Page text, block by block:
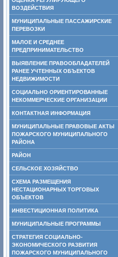
ВОЗДЕЙСТВИЯ
МУНИЦИПАЛЬНЫЕ ПАССАЖИРСКИЕ
ПЕРЕВОЗКИ
МАЛОЕ И СРЕДНЕЕ
ПРЕДПРИНИМАТЕЛЬСТВО
ВЫЯВЛЕНИЕ ПРАВООБЛАДАТЕЛЕЙ
РАНЕЕ УЧТЕННЫХ ОБЪЕКТОВ
НЕДВИЖИМОСТИ
СОЦИАЛЬНО ОРИЕНТИРОВАННЫЕ
НЕКОММЕРЧЕСКИЕ ОРГАНИЗАЦИИ
КОНТАКТНАЯ ИНФОРМАЦИЯ
МУНИЦИПАЛЬНЫЕ ПРАВОВЫЕ АКТЫ
ПОЖАРСКОГО МУНИЦИПАЛЬНОГО
РАЙОНА
РАЙОН
СЕЛЬСКОЕ ХОЗЯЙСТВО
СХЕМА РАЗМЕЩЕНИЯ
НЕСТАЦИОНАРНЫХ ТОРГОВЫХ
ОБЪЕКТОВ
ИНВЕСТИЦИОННАЯ ПОЛИТИКА
МУНИЦИПАЛЬНЫЕ ПРОГРАММЫ
СТРАТЕГИЯ СОЦИАЛЬНО-
ЭКОНОМИЧЕСКОГО РАЗВИТИЯ
ПОЖАРСКОГО МУНИЦИПАЛЬНОГО